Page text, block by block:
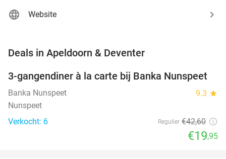
Website
Deals in Apeldoorn & Deventer
53%
NEW
TODAY
3-gangendiner à la carte bij Banka Nunspeet
Banka Nunspeet 9.3 star
Nunspeet
Verkocht: 6
Regulier €42,60
€19,95